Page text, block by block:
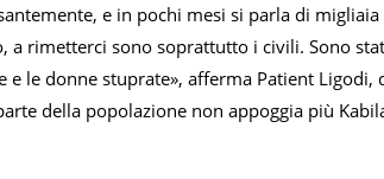
e in pochi mesi si parla di
a rimetterci sono soprattutto i civili. Sono
e le donne stuprate», afferma Patient
della popolazione non appoggia più